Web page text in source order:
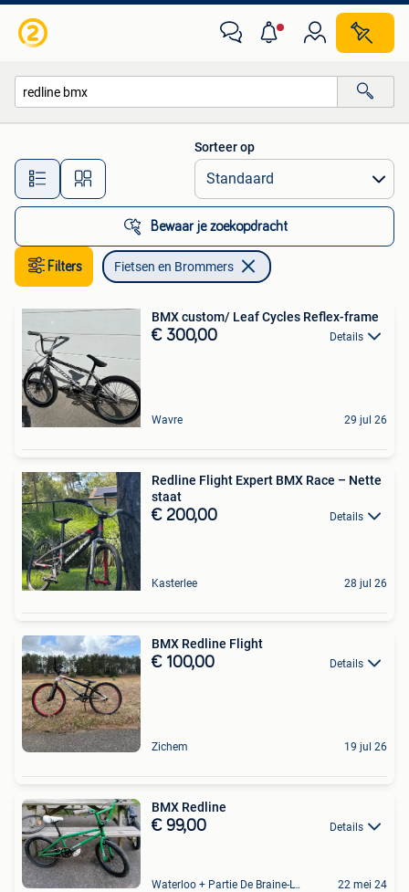
Alle afstanden…
Sorteer op
Bewaar je zoekopdracht
Filters Fietsen en Brommers
BMX custom/ Leaf Cycles Reflex-frame
€ 300,00 Details
Wavre 29 jul 26
Redline Flight Expert BMX Race – Nette
staat
€ 200,00 Details
Kasterlee 28 jul 26
BMX Redline Flight
€ 100,00 Details
Zichem 19 jul 26
BMX Redline
€ 99,00 Details
Waterloo + Partie De Braine-L'Alleud, De Ohain 22 mei 24